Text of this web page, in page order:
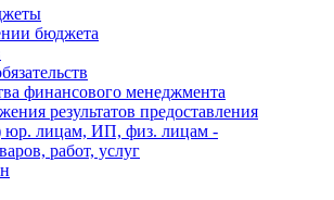
бюджета
финансового менеджмента
результатов предоставления
юр. лицам, ИП, физ. лицам -
работ, услуг